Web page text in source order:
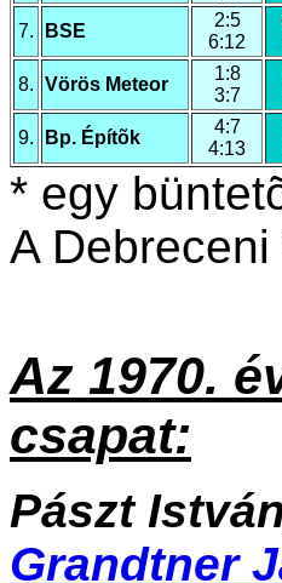
7. BSE
2:5
6:12
8. Vörös Meteor
1:8
3:7
9. Bp. Építõk
4:7
4:13
* egy
A
Az 1970.
csapat:
Pászt
Grandtner